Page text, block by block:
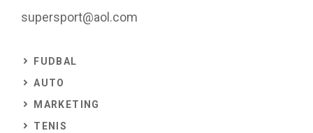
supersport@aol.com
FUDBAL
AUTO
MARKETING
TENIS